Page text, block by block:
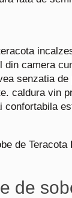
din camera
senzatia
caldura vin
confortabila
de